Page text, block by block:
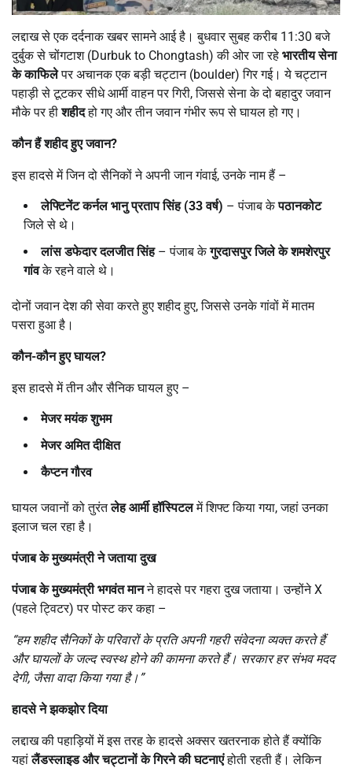
लद्दाख से एक दर्दनाक खबर सामने आई है। बुधवार सुबह करीब 11:30 बजे
दुर्बुक से चोंगटाश (Durbuk to Chongtash) की ओर जा रहे भारतीय सेना
के काफिलेपर अचानक एक बड़ी चट्टान (boulder) गिर गई। ये चट्टान
पहाड़ी से टूटकर सीधे आर्मी वाहन पर गिरी, जिससे सेना के दो बहादुर जवान
मौके पर हीशहीदहो गए और तीन जवान गंभीर रूप से घायल हो गए।
कौन हैं शहीद हुए जवान?
इस हादसे में जिन दो सैनिकों ने अपनी जान गंवाई, उनके नाम हैं –
लेफ्टिनेंट कर्नल भानु प्रताप सिंह (33वर्ष) – पंजाब केपठानकोट
जिले से थे।
लांस डफेदार दलजीत सिंह– पंजाब केगुरदासपुर जिले के शमशेरपुर
गांवके रहने वाले थे।
दोनों जवान देश की सेवा करते हुए शहीद हुए, जिससे उनके गांवों में मातम
पसरा हुआ है।
कौन-कौन हुए घायल?
इस हादसे में तीन और सैनिक घायल हुए –
मेजर मयंक शुभम
मेजर अमित दीक्षित
कैप्टन गौरव
घायल जवानों को तुरंतलेह आर्मी हॉस्पिटलमें शिफ्ट किया गया, जहां उनका
इलाज चल रहा है।
पंजाब के मुख्यमंत्री ने जताया दुख
पंजाब के मुख्यमंत्री भगवंत मानने हादसे पर गहरा दुख जताया। उन्होंने X
(पहले ट्विटर) पर पोस्ट कर कहा –
“हम शहीद सैनिकों के परिवारों के प्रति अपनी गहरी संवेदना व्यक्त करते हैं
और घायलों के जल्द स्वस्थ होने की कामना करते हैं। सरकार हर संभव मदद
देगी, जैसा वादा किया गया है।”
हादसे ने झकझोर दिया
लद्दाख की पहाड़ियों में इस तरह के हादसे अक्सर खतरनाक होते हैं क्योंकि
यहांलैंडस्लाइड और चट्टानों के गिरने की घटनाएंहोती रहती हैं। लेकिन